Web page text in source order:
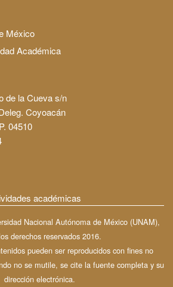
México
Académica
de la Cueva s/n
Coyoacán
04510
académicas
Nacional Autónoma de México (UNAM),
derechos reservados 2016.
pueden ser reproducidos con fines no
no se mutile, se cite la fuente completa y su
dirección electrónica.